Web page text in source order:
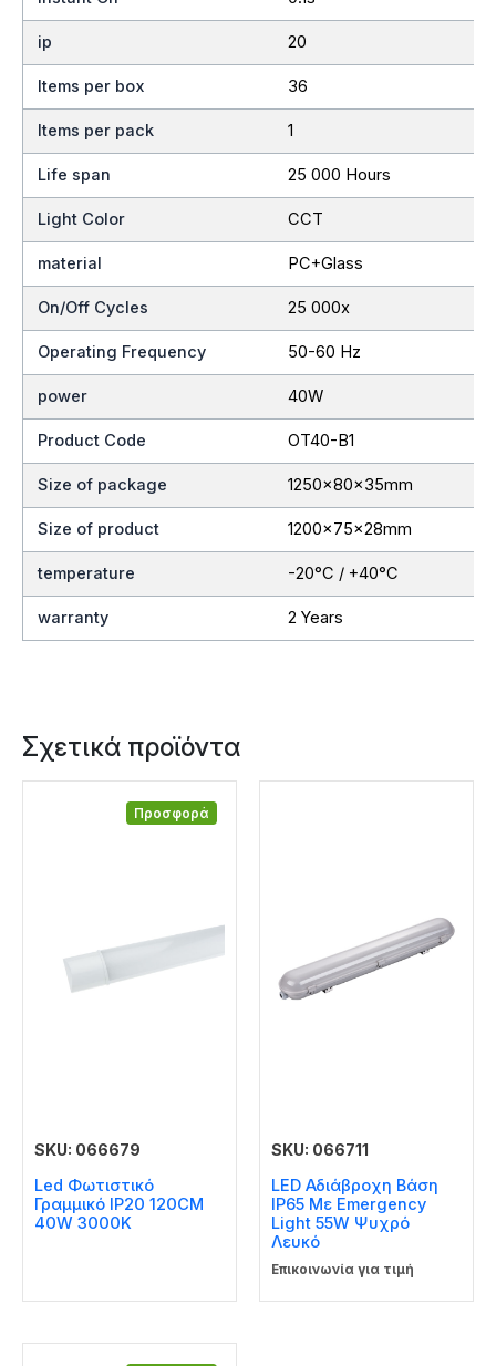
ip 20
Items per box 36
Items per pack 1
Life span 25 000 Hours
Light Color CCT
material PC+Glass
On/Off Cycles 25 000x
Operating Frequency 50-60 Hz
power 40W
Product Code OT40-B1
Size of package 1250x80x35mm
Size of product 1200x75x28mm
temperature -20°C / +40°C
warranty 2 Years
Σχετικά προϊόντα
Προσφορά
SKU: 066679
Led Φωτιστικό
Γραμμικό IP20 120CM
40W 3000K
SKU: 066711
LED Αδιάβροχη Βάση
IP65 Με Emergency
Light 55W Ψυχρό
Λευκό
Επικοινωνία για τιμή